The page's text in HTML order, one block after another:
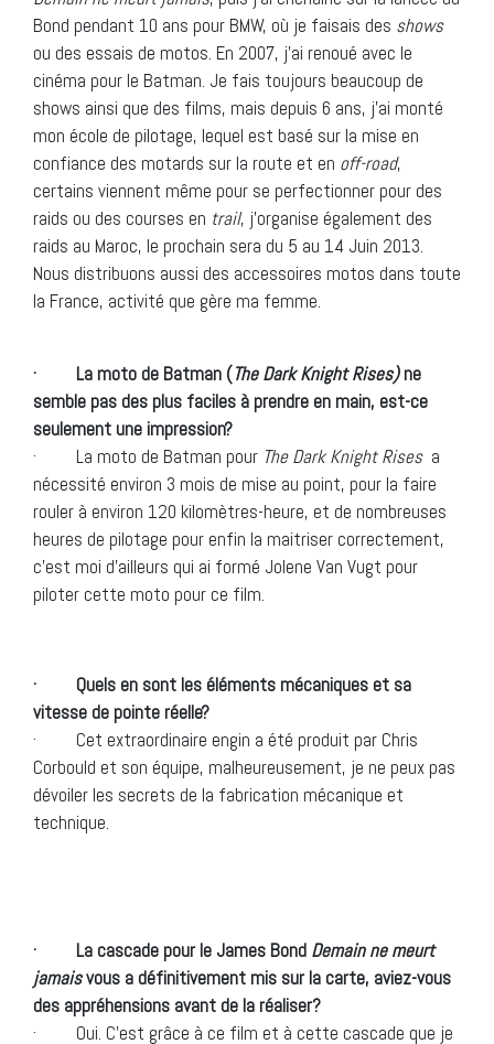
Bond pendant 10 ans pour BMW, où je faisais des shows
ou des essais de motos. En 2007, j’ai renoué avec le
cinéma pour le Batman. Je fais toujours beaucoup de
shows ainsi que des films, mais depuis 6 ans, j’ai monté
mon école de pilotage, lequel est basé sur la mise en
confiance des motards sur la route et en off-road,
certains viennent même pour se perfectionner pour des
raids ou des courses en trail, j’organise également des
raids au Maroc, le prochain sera du 5 au 14 Juin 2013.
Nous distribuons aussi des accessoires motos dans toute
la France, activité que gère ma femme.
· La moto de Batman (The Dark Knight Rises)ne
semble pas des plus faciles à prendre en main, est-ce
seulement une impression?
· La moto de Batman pour The Dark Knight Risesa
nécessité environ 3 mois de mise au point, pour la faire
rouler à environ 120 kilomètres-heure, et de nombreuses
heures de pilotage pour enfin la maitriser correctement,
c’est moi d’ailleurs qui ai formé Jolene Van Vugt pour
piloter cette moto pour ce film.
· Quels en sont les éléments mécaniques et sa
vitesse de pointe réelle?
· Cet extraordinaire engin a été produit par Chris
Corbould et son équipe, malheureusement, je ne peux pas
dévoiler les secrets de la fabrication mécanique et
technique.
· La cascade pour le James Bond Demain ne meurt
jamaisvous a définitivement mis sur la carte, aviez-vous
des appréhensions avant de la réaliser?
· Oui. C’est grâce à ce film et à cette cascade que je